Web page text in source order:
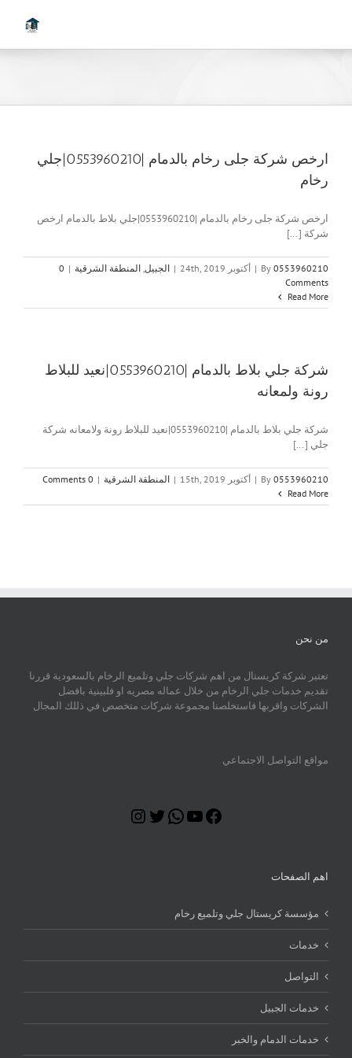
ارخص شركة جلى رخام بالدمام |0553960210|جلي
رخام
ارخص شركة جلى رخام بالدمام |0553960210|جلي بلاط بالدمام ارخص
شركة [...]
By 0553960210
| أكتوبر 24th, 2019 | الجبيل المنطقة الشرقية |
0
Comments
Read More
شركة جلي بلاط بالدمام |0553960210|نعيد للبلاط
رونة ولمعانه
شركة جلي بلاط بالدمام |0553960210|نعيد للبلاط رونة ولامعانه شركة
جلي [...]
By 0553960210
| أكتوبر 15th, 2019 | المنطقة الشرقية |
0 Comments
Read More
من نحن
تعتبر شركة كريستال من اهم شركات جلي وتلميع الرخام بالسعودية قررنا
تقديم خدمات جلي الرخام من خلال عماله مصريه او فلبينية بافضل
الشركات واقربها فاستخلصنا مجموعة شركات متخصص في ذللك المجال
مواقع التواصل الاجتماعي
Facebook
YouTube
WhatsApp
Twitter
اهم الصفحات
مؤسسة كريستال جلي وتلميع رخام
خدمات
التواصل
خدمات الجبيل
خدمات الدمام والخبر